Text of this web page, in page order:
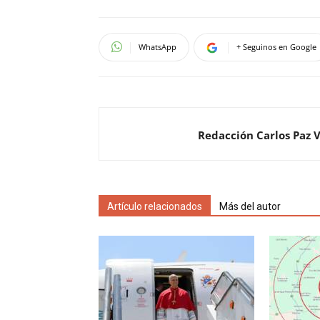
WhatsApp + Seguinos en Google
Redacción Carlos Paz
Artículo relacionados Más del autor